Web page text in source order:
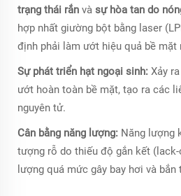
trạng thái rắn và sự hòa tan do
hợp nhất giường bột bằng laser
định phải làm ướt hiệu quả bề mặt
Sự phát triển hạt ngoại sinh: Xảy
ướt hoàn toàn bề mặt, tạo ra các
nguyên tử.
Cân bằng năng lượng: Năng lượng
tượng rỗ do thiếu độ gắn kết
lượng quá mức gây bay hơi và bắn